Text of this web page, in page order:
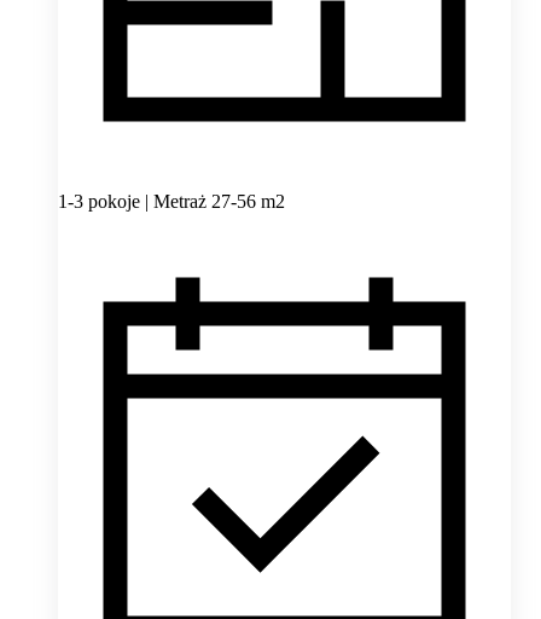
1-3 pokoje | Metraż 27-56 m2